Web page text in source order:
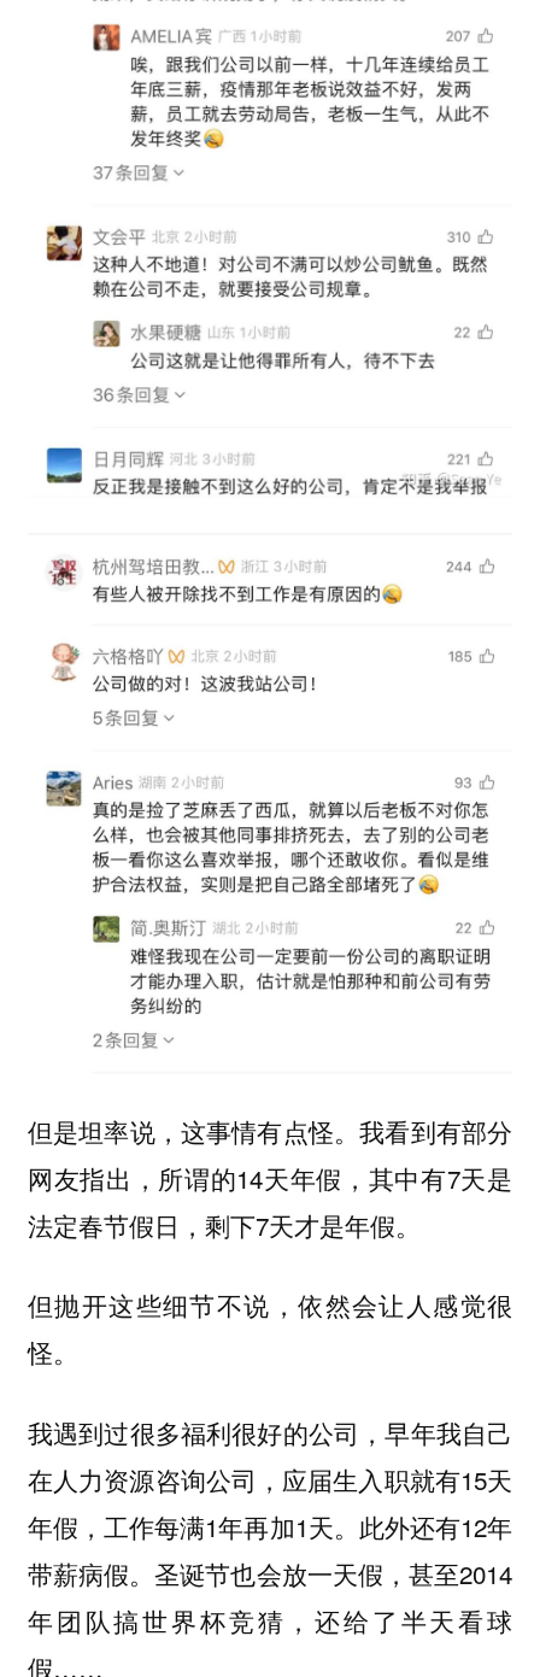
但是坦率说，这事情有点怪。我看到有部分
网友指出，所谓的14天年假，其中有7天是
法定春节假日，剩下7天才是年假。
但抛开这些细节不说，依然会让人感觉很
怪。
我遇到过很多福利很好的公司，早年我自己
在人力资源咨询公司，应届生入职就有15天
年假，工作每满1年再加1天。此外还有12年
带薪病假。圣诞节也会放一天假，甚至2014
年团队搞世界杯竞猜，还给了半天看球
假……